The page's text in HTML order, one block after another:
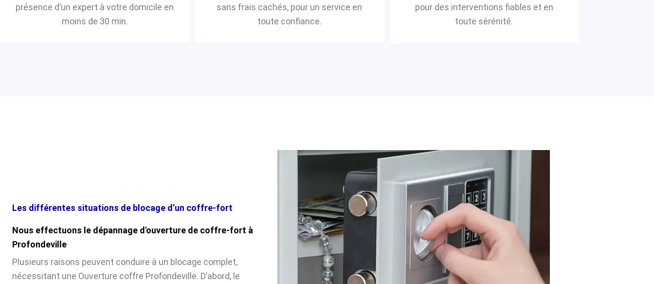
présence d’un expert à votre domicile en
moins de 30 min.
sans frais cachés, pour un service en
toute confiance.
pour des interventions fiables et en
toute sérénité.
Les différentes situations de blocage d’un coffre-fort
Nous effectuons le dépannage d'ouverture de coffre-fort à
Profondeville
Plusieurs raisons peuvent conduire à un blocage complet,
nécessitant une Ouverture coffre Profondeville. D’abord, le